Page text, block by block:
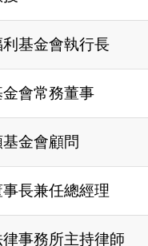
基金會執行長
會常務董事
金會顧問
長兼任總經理
事務所主持律師